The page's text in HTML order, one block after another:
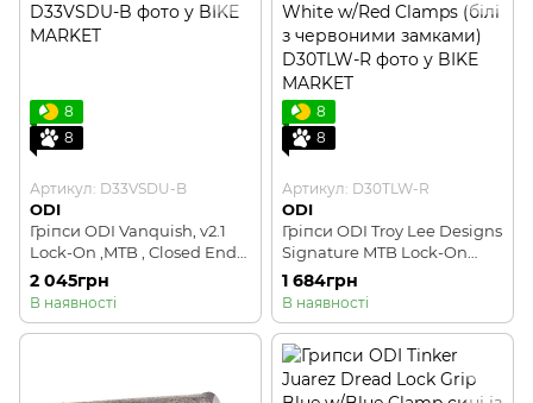
8
8
Артикул: D33VSDU-B
ODI
Гріпси ODI Vanquish, v2.1
Lock-On ,MTB , Closed End
BLue/BLue/Black
2 045грн
В наявності
8
8
Артикул: D30TLW-R
ODI
Гріпси ODI Troy Lee Designs
Signature MTB Lock-On
Bonus Pack White w/Red
Clamps (білі з червоними
1 684грн
В наявності